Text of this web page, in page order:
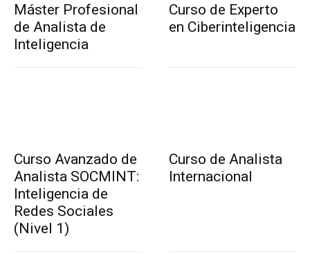
Máster Profesional
de Analista de
Inteligencia
Curso de Experto
en Ciberinteligencia
Curso Avanzado de
Analista SOCMINT:
Inteligencia de
Redes Sociales
(Nivel 1)
Curso de Analista
Internacional